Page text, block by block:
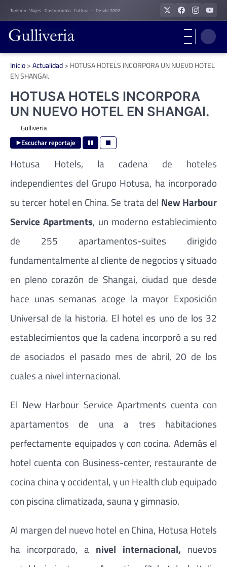
Skip
to
content
Turismo · Viajes · Gastronomía · Cultura — Desde 2002
Inicio>Actualidad> HOTUSA HOTELS INCORPORA UN NUEVO HOTEL
EN SHANGAI.
HOTUSA HOTELS INCORPORA
UN NUEVO HOTEL EN SHANGAI.
Gulliveria
Escuchar reportaje
Hotusa Hotels, la cadena de hoteles
independientes del Grupo Hotusa, ha incorporado
su tercer hotel en China. Se trata del New Harbour
Service Apartments, un moderno establecimiento
de 255 apartamentos-suites dirigido
fundamentalmente al cliente de negocios y situado
en pleno corazón de Shangai, ciudad que desde
hace unas semanas acoge la mayor Exposición
Universal de la historia. El hotel es uno de los 32
establecimientos que la cadena incorporó a su red
de asociados el pasado mes de abril, 20 de los
cuales a nivel internacional.
El New Harbour Service Apartments cuenta con
apartamentos de una a tres habitaciones
perfectamente equipados y con cocina. Además el
hotel cuenta con Business-center, restaurante de
cocina china y occidental, y un Health club equipado
con piscina climatizada, sauna y gimnasio.
Al margen del nuevo hotel en China, Hotusa Hotels
ha incorporado, a nivel internacional, nuevos